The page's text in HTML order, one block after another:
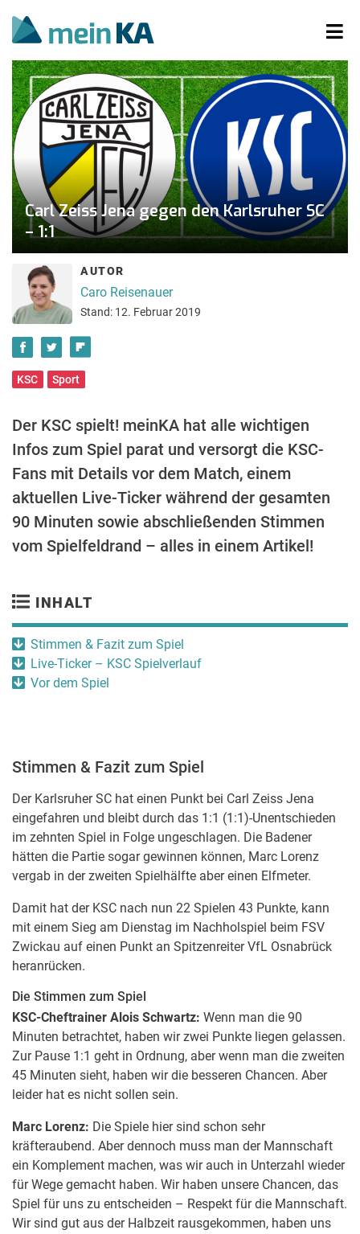
Carl Zeiss Jena gegen den Karlsruher SC
– 1:1
AUTOR
Caro Reisenauer
Stand: 12. Februar 2019
KSC Sport
Der KSC spielt! meinKA hat alle wichtigen
Infos zum Spiel parat und versorgt die KSC-
Fans mit Details vor dem Match, einem
aktuellen Live-Ticker während der gesamten
90 Minuten sowie abschließenden Stimmen
vom Spielfeldrand – alles in einem Artikel!
INHALT
Stimmen & Fazit zum Spiel
Live-Ticker – KSC Spielverlauf
Vor dem Spiel
Stimmen & Fazit zum Spiel
Der Karlsruher SC hat einen Punkt bei Carl Zeiss Jena
eingefahren und bleibt durch das 1:1 (1:1)-Unentschieden
im zehnten Spiel in Folge ungeschlagen. Die Badener
hätten die Partie sogar gewinnen können, Marc Lorenz
vergab in der zweiten Spielhälfte aber einen Elfmeter.
Damit hat der KSC nach nun 22 Spielen 43 Punkte, kann
mit einem Sieg am Dienstag im Nachholspiel beim FSV
Zwickau auf einen Punkt an Spitzenreiter VfL Osnabrück
heranrücken.
Die Stimmen zum Spiel
KSC-Cheftrainer Alois Schwartz: Wenn man die 90
Minuten betrachtet, haben wir zwei Punkte liegen gelassen.
Zur Pause 1:1 geht in Ordnung, aber wenn man die zweiten
45 Minuten sieht, haben wir die besseren Chancen. Aber
leider hat es nicht sollen sein.
Marc Lorenz: Die Spiele hier sind schon sehr
kräfteraubend. Aber dennoch muss man der Mannschaft
ein Komplement machen, was wir auch in Unterzahl wieder
für Wege gemacht haben. Wir haben unsere Chancen, das
Spiel für uns zu entscheiden – Respekt für die Mannschaft.
Wir sind gut aus der Halbzeit rausgekommen, haben uns